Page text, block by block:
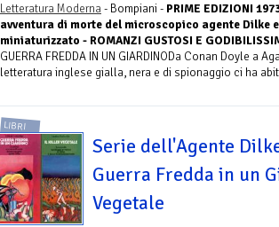
Letteratura Moderna- Bompiani - PRIME EDIZIONI
avventura di morte del microscopico agente Dilke
miniaturizzato - ROMANZI GUSTOSI E
GUERRA FREDDA IN UN GIARDINODa Conan Doyle a
letteratura inglese gialla, nera e di spionaggio ci ha
LIBRI
Serie dell'Agente
Guerra Fredda in un
Vegetale